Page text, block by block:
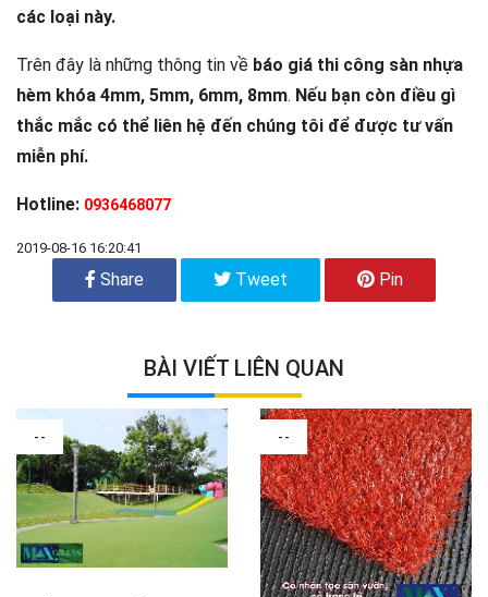
các loại này.
Trên đây là những thông tin về báo giá thi công sàn nhựa
hèm khóa 4mm, 5mm, 6mm, 8mm. Nếu bạn còn điều gì
thắc mắc có thể liên hệ đến chúng tôi để được tư vấn
miễn phí.
Hotline: 0936468077
2019-08-16 16:20:41
Share Tweet Pin
BÀI VIẾT LIÊN QUAN
-- --